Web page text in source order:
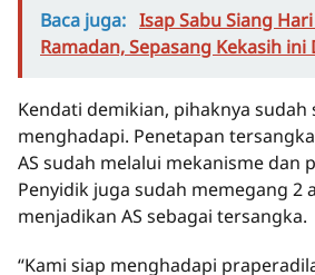
Baca juga: Isap Sabu Siang
Ramadan, Sepasang Kekasih
Kendati demikian, pihaknya sudah
menghadapi. Penetapan
AS sudah melalui mekanisme dan
Penyidik juga sudah memegang 2
menjadikan AS sebagai tersangka.
“Kami siap menghadapi